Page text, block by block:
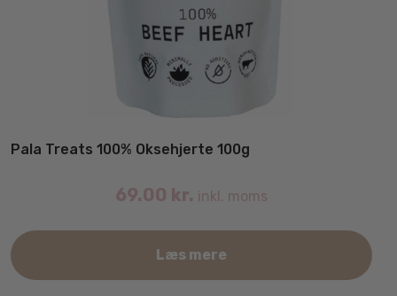
Pala Treats 100% Oksehjerte 100g
69.00 kr. inkl. moms
Læs mere